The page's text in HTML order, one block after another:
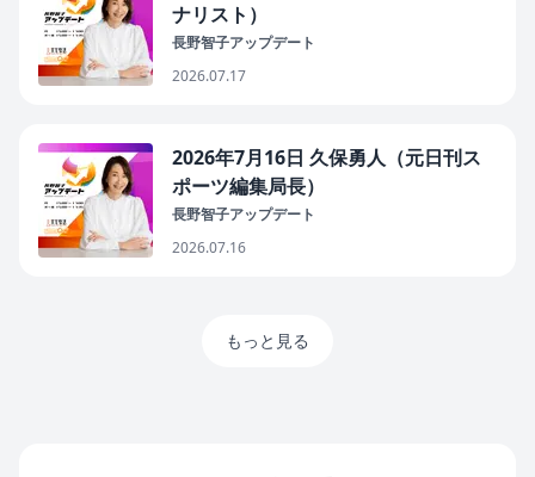
ナリスト）
長野智子アップデート
2026.07.17
2026年7月16日 久保勇人（元日刊ス
ポーツ編集局長）
長野智子アップデート
2026.07.16
もっと見る